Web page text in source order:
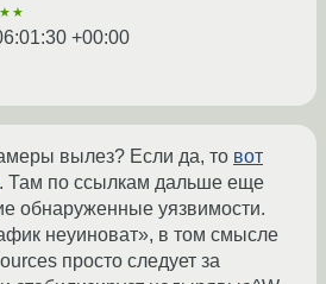
+00:00
вылез? Если да, то вот
. Там по ссылкам дальше еще
обнаруженные уязвимости.
неуиноват», в том смысле
просто следует за